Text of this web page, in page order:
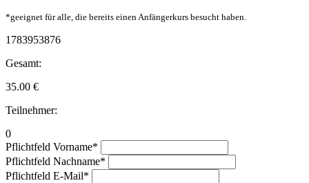
*geeignet für alle, die bereits einen Anfängerkurs besucht haben.
1783953876
Gesamt:
35.00 €
Teilnehmer:
0
Pflichtfeld Vorname*
Pflichtfeld Nachname*
Pflichtfeld E-Mail*